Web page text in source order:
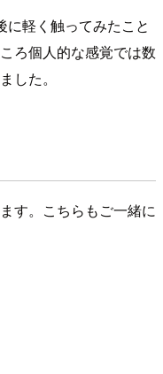
軽く触ってみたこと
ろ個人的な感覚では数
した。
す。こちらもご一緒に